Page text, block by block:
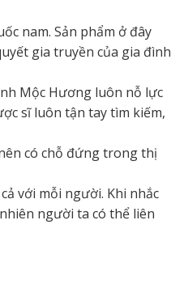
nam. Sản phẩm ở đây
gia truyền của gia đình
Mộc Hương luôn nỗ lực
sĩ luôn tận tay tìm kiếm,
có chỗ đứng trong thị
với mỗi người. Khi nhắc
người ta có thể liên